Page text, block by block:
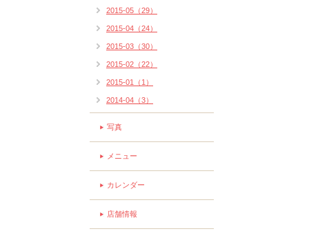
2015-05（29）
2015-04（24）
2015-03（30）
2015-02（22）
2015-01（1）
2014-04（3）
写真
メニュー
カレンダー
店舗情報